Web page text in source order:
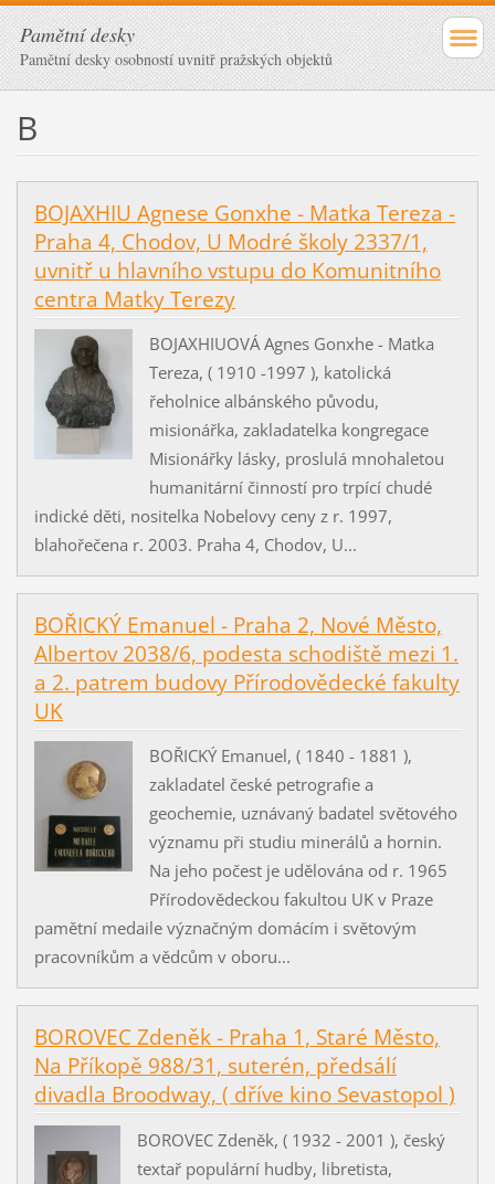
Pamětní desky
Pamětní desky osobností uvnitř pražských objektů
B
BOJAXHIU Agnese Gonxhe - Matka Tereza -
Praha 4, Chodov, U Modré školy 2337/1,
uvnitř u hlavního vstupu do Komunitního
centra Matky Terezy
BOJAXHIUOVÁ Agnes Gonxhe - Matka
Tereza, ( 1910 -1997 ), katolická
řeholnice albánského původu,
misionářka, zakladatelka kongregace
Misionářky lásky, proslulá mnohaletou
humanitární činností pro trpící chudé
indické děti, nositelka Nobelovy ceny z r. 1997,
blahořečena r. 2003. Praha 4, Chodov, U...
BOŘICKÝ Emanuel - Praha 2, Nové Město,
Albertov 2038/6, podesta schodiště mezi 1.
a 2. patrem budovy Přírodovědecké fakulty
UK
BOŘICKÝ Emanuel, ( 1840 - 1881 ),
zakladatel české petrografie a
geochemie, uznávaný badatel světového
významu při studiu minerálů a hornin.
Na jeho počest je udělována od r. 1965
Přírodovědeckou fakultou UK v Praze
pamětní medaile význačným domácím i světovým
pracovníkům a vědcům v oboru...
BOROVEC Zdeněk - Praha 1, Staré Město,
Na Příkopě 988/31, suterén, předsálí
divadla Broodway, ( dříve kino Sevastopol )
BOROVEC Zdeněk, ( 1932 - 2001 ), český
textař populární hudby, libretista,